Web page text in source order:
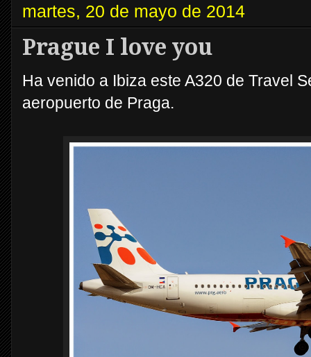
martes, 20 de mayo de 2014
Prague I love you
Ha venido a Ibiza este A320 de Travel
aeropuerto de Praga.